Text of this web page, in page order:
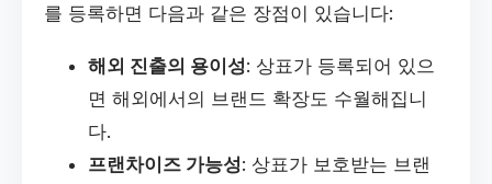
를 등록하면 다음과 같은 장점이 있습니다:
해외 진출의 용이성: 상표가 등록되어 있으
면 해외에서의 브랜드 확장도 수월해집니
다.
프랜차이즈 가능성: 상표가 보호받는 브랜